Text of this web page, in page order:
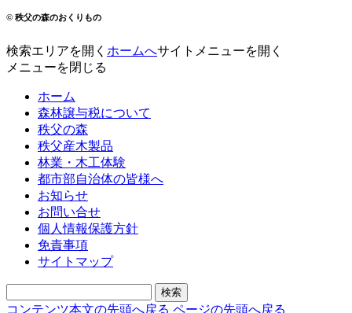
© 秩父の森のおくりもの
検索エリアを開く ホームへサイトメニューを開く
メニューを閉じる
ホーム
森林譲与税について
秩父の森
秩父産木製品
林業・木工体験
都市部自治体の皆様へ
お知らせ
お問い合せ
個人情報保護方針
免責事項
サイトマップ
コンテンツ本文の先頭へ戻る ページの先頭へ戻る